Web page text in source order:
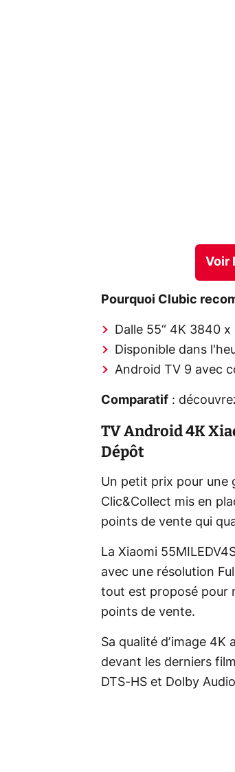
Voir
Pourquoi Clubic
Dalle 55“ 4K 3840 x
Disponible dans
Android TV 9 avec
Comparatif :
TV Android 4K
Dépôt
Un petit prix pour une
Clic&Collect mis en
points de vente qui
La Xiaomi
avec une résolution
tout est proposé pour
points de vente.
Sa qualité d’image 4K
devant les derniers
DTS-HS et Dolby